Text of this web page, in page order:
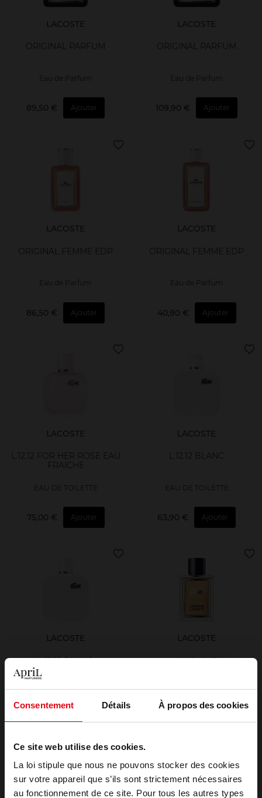
Consentement Détails À propos des cookies
Ce site web utilise des cookies.
La loi stipule que nous ne pouvons stocker des cookies
sur votre appareil que s’ils sont strictement nécessaires
au fonctionnement de ce site. Pour tous les autres types
LACOSTE
ORIGINAL PARFUM
Eau de Parfum
89,50 € Ajouter
LACOSTE
ORIGINAL PARFUM
Eau de Parfum
109,90 € Ajouter
LACOSTE
ORIGINAL FEMME EDP
Eau de Parfum
86,50 € Ajouter
LACOSTE
ORIGINAL FEMME EDP
Eau de Parfum
40,90 € Ajouter
LACOSTE
L.12.12 FOR HER ROSE EAU
FRAICHE
EAU DE TOILETTE
75,00 € Ajouter
LACOSTE
L.12.12 BLANC
EAU DE TOILETTE
63,90 € Ajouter
LACOSTE
L.12.12 BLANC
EAU DE TOILETTE
97,90 € Ajouter
LACOSTE
L'HOMME
EAU DE TOILETTE
76,50 € Ajouter